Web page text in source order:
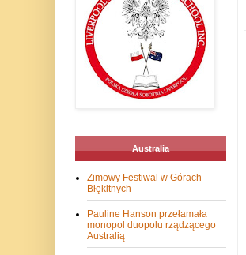
Australia
Zimowy Festiwal w Górach
Błękitnych
Pauline Hanson przełamała
monopol duopolu rządzącego
Australią